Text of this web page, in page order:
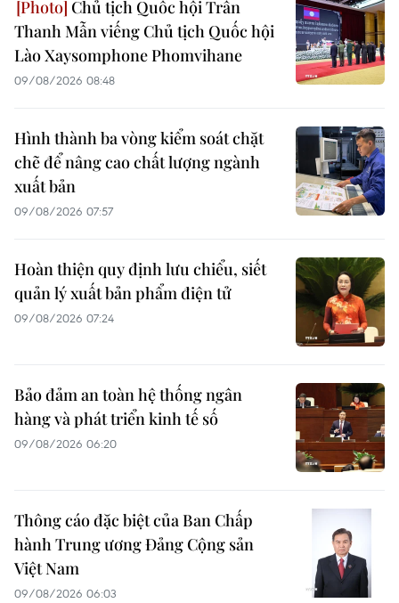
Chủ tịch Quốc hội Trần
Thanh Mẫn viếng Chủ tịch Quốc hội
Lào Xaysomphone Phomvihane
09/08/2026 08:48
Hình thành ba vòng kiểm soát chặt
chẽ để nâng cao chất lượng ngành
xuất bản
09/08/2026 07:57
Hoàn thiện quy định lưu chiểu, siết
quản lý xuất bản phẩm điện tử
09/08/2026 07:24
Bảo đảm an toàn hệ thống ngân
hàng và phát triển kinh tế số
09/08/2026 06:20
Thông cáo đặc biệt của Ban Chấp
hành Trung ương Đảng Cộng sản
Việt Nam
09/08/2026 06:03